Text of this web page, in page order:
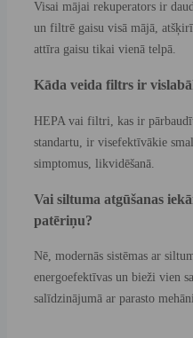
Visai mājai rekuperators ir
un filtrē gaisu visā mājā,
attīra gaisu tikai vienā telpā.
Kāda veida filtrs ir
HEPA vai filtri, kas ir
standartu, ir visefektīvākie
simptomus, likvidēšanā.
Vai siltuma atgūšanas
patēriņu?
Nē, modernās sistēmas ar
energoefektīvas un bieži vien
salīdzinājumā ar parasto